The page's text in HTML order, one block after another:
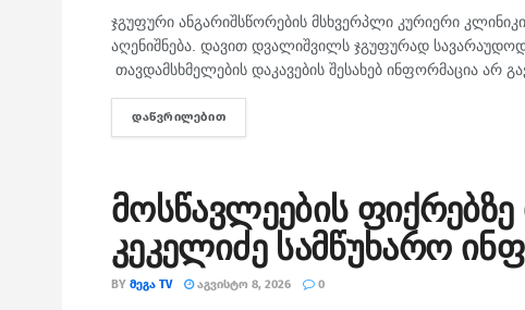
ჯგუფური ანგარიშსწორების მსხვერპლი კურიერი
აღენიშნება. დავით დვალიშვილს ჯგუფურად
თავდამსხმელების დაკავების შესახებ ინფორმაცია
ᲓᲐᲬᲕᲠᲘᲚᲔᲑᲘᲗ
მოსწავლეების
კეკელიძე სამწუხარო
BY ᲛᲔᲒᲐ TV ᲐᲒᲕᲘᲡᲢᲝ 8, 2026 0